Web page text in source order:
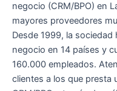
negocio (CRM/BPO) en
mayores proveedores
Desde 1999, la
negocio en 14 países y
160.000 empleados.
clientes a los que presta